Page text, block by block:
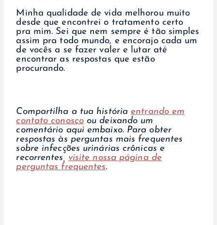
Minha qualidade de vida melhorou muito
desde que encontrei o tratamento certo
pra mim. Sei que nem sempre é tão simples
assim pra todo mundo, e encorajo cada um
de vocês a se fazer valer e lutar até
encontrar as respostas que estão
procurando.
Compartilha a tua história entrando em
contato conoscoou deixando um
comentário aqui embaixo. Para obter
respostas às perguntas mais frequentes
sobre infecções urinárias crônicas e
recorrentes, visite nossa página de
perguntas frequentes.